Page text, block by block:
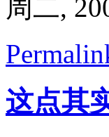
周二,
这点其